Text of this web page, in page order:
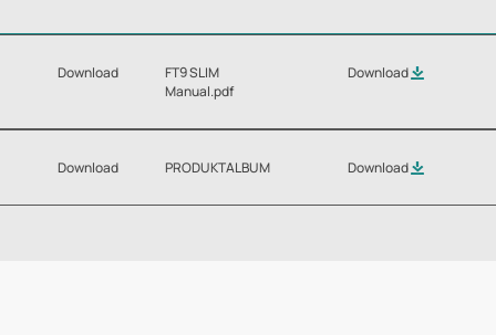
Download
FT9 SLIM
Manual.pdf
Download
Download PRODUKTALBUM Download